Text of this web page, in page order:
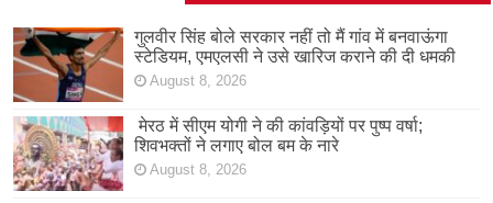
गुलवीर सिंह बोले सरकार नहीं तो मैं गांव में बनवाऊंगा
स्टेडियम, एमएलसी ने उसे खारिज कराने की दी धमकी
August 8, 2026
मेरठ में सीएम योगी ने की कांवड़ियों पर पुष्प वर्षा;
शिवभक्तों ने लगाए बोल बम के नारे
August 8, 2026